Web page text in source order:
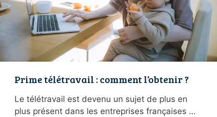
Prime télétravail : comment l’obtenir ?
Le télétravail est devenu un sujet de plus en
plus présent dans les entreprises françaises …